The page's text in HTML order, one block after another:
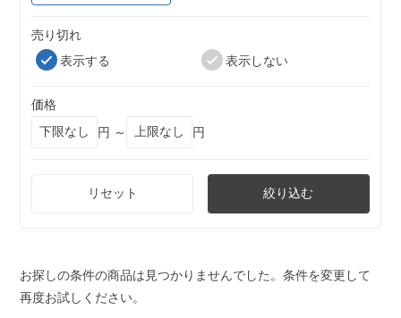
売り切れ
表示する
表示しない
価格
円 ～
円
リセット 絞り込む
お探しの条件の商品は見つかりませんでした。条件を変更して
再度お試しください。